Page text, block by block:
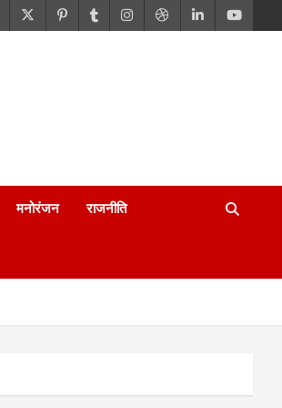
मनोरंजन राजनीति